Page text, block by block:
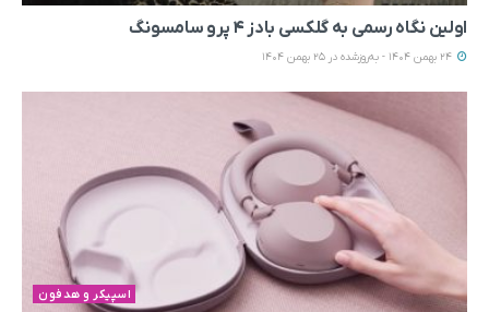
اولین نگاه رسمی به گلکسی بادز ۴ پرو سامسونگ
اسپیکر و هدفون